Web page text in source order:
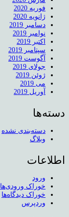
فوریه 2020
ژانویه 2020
دسامبر 2019
نوامبر 2019
اکتبر 2019
سپتامبر 2019
آگوست 2019
جولای 2019
ژوئن 2019
می 2019
آوریل 2019
دسته‌ها
دسته‌بندی نشده
وبلاگ
اطلاعات
ورود
خوراک ورودی‌ها
خوراک دیدگاه‌ها
وردپرس